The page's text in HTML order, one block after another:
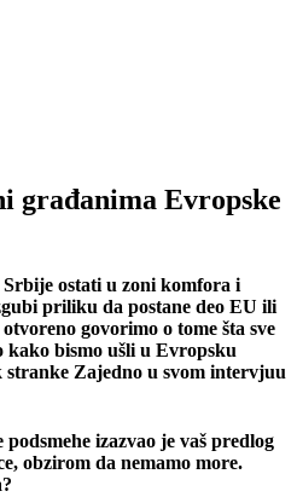
građanima Evropske
ostati u zoni komfora i
priliku da postane deo EU ili
govorimo o tome šta sve
kako bismo ušli u Evropsku
Zajedno u svom intervjuu
izazvao je vaš predlog
obzirom da nemamo more.